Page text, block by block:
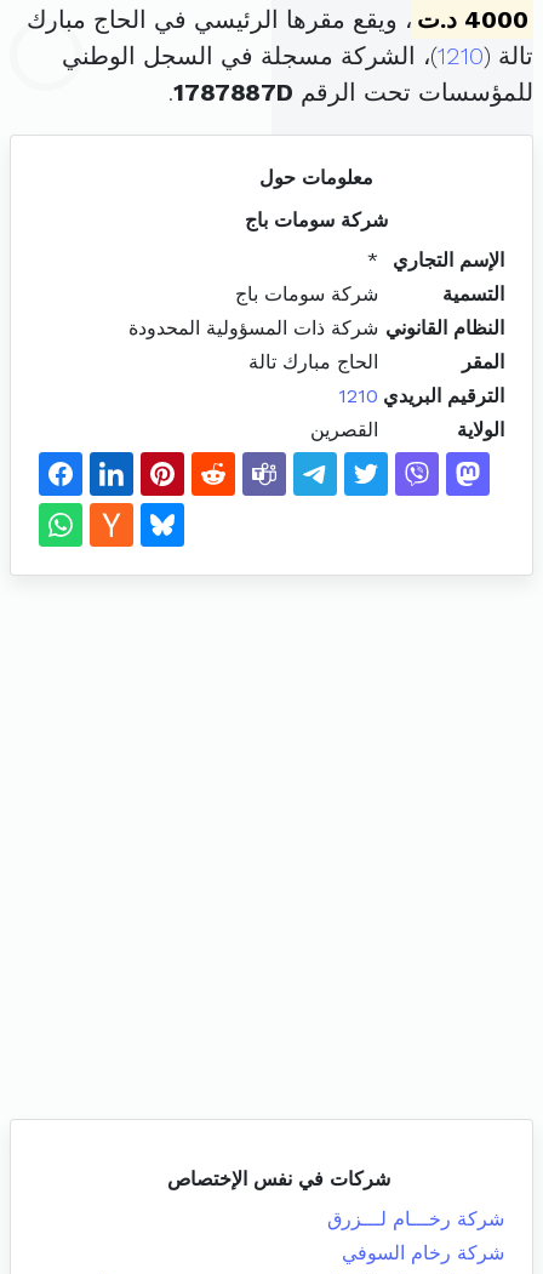
4000 د.ت
، ويقع مقرها الرئيسي في الحاج مبارك
تالة (1210)، الشركة مسجلة في السجل الوطني
للمؤسسات تحت الرقم 1787887D
.
معلومات حول
شركة سومات باج
الإسم التجاري
*
التسمية
شركة سومات باج
النظام القانوني شركة ذات المسؤولية المحدودة
المقر
الحاج مبارك تالة
الترقيم البريدي 1210
الولاية
القصرين
شركات في نفس الإختصاص
شركة رخـــام لـــزرق
شركة رخام السوفي